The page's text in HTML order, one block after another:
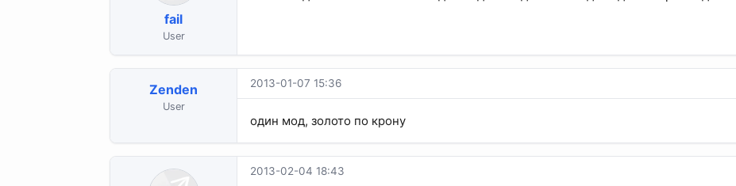
fail
User
Zenden
User
2013-01-07 15:36
один мод, золото по крону
2013-02-04 18:43